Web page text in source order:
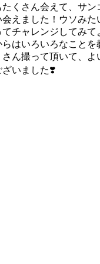
くさん会えて、サン
えました！ウソみた
チャレンジしてみ
はいろいろなことを
ん撮って頂いて、よ
ざいました❣️